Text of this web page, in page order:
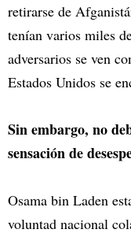
retirarse de
tenían varios miles
adversarios se ven
Estados Unidos se
Sin embargo, no
sensación de
Osama bin Laden
voluntad nacional